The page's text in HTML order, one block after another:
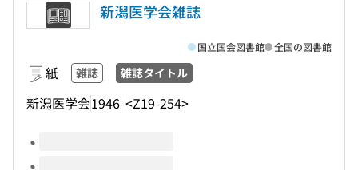
新潟医学会雑誌
紙 雑誌 雑誌タイトル
新潟医学会1946-<Z19-254>
国立国会図書館 全国の図書館
このタイトルの巻号